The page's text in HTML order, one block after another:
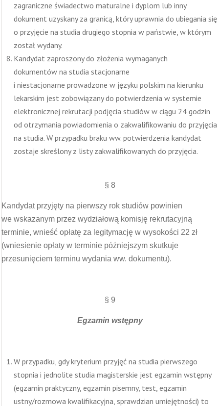
zagraniczne świadectwo maturalne i dyplom lub inny
dokument uzyskany za granicą, który uprawnia do ubiegania się
o przyjęcie na studia drugiego stopnia w państwie, w którym
został wydany.
Kandydat zaproszony do złożenia wymaganych
dokumentów na studia stacjonarne
i niestacjonarne prowadzone w języku polskim na kierunku
lekarskim jest zobowiązany do potwierdzenia w systemie
elektronicznej rekrutacji podjęcia studiów w ciągu 24 godzin
od otrzymania powiadomienia o zakwalifikowaniu do przyjęcia
na studia. W przypadku braku ww. potwierdzenia kandydat
zostaje skreślony z listy zakwalifikowanych do przyjęcia.
§ 8
Kandydat przyjęty na pierwszy rok studiów powinien
we wskazanym przez wydziałową komisję rekrutacyjną
terminie, wnieść opłatę za legitymację w wysokości 22 zł
(wniesienie opłaty w terminie późniejszym skutkuje
przesunięciem terminu wydania ww. dokumentu).
§ 9
Egzamin wstępny
W przypadku, gdy kryterium przyjęć na studia pierwszego
stopnia i jednolite studia magisterskie jest egzamin wstępny
(egzamin praktyczny, egzamin pisemny, test, egzamin
ustny/rozmowa kwalifikacyjna, sprawdzian umiejętności) to